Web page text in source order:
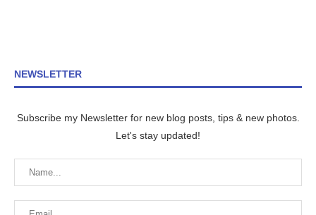
NEWSLETTER
Subscribe my Newsletter for new blog posts, tips & new photos.
Let's stay updated!